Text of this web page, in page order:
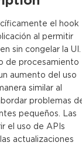
el hook
al permitir
sin congelar la UI.
de procesamiento
aumento del uso
similar al
problemas
pequeños. Las
el uso de APIs
actualizaciones